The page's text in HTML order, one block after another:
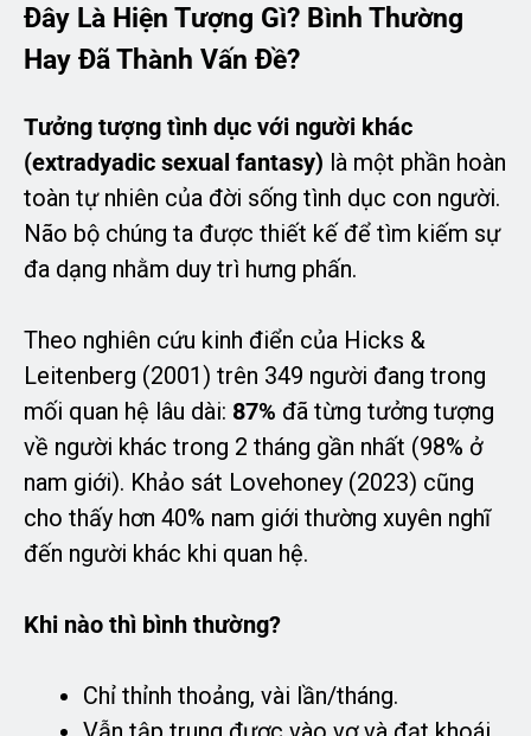
Đây Là Hiện Tượng Gì? Bình Thường
Hay Đã Thành Vấn Đề?
Tưởng tượng tình dục với người khác
(extradyadic sexual fantasy) là một phần hoàn
toàn tự nhiên của đời sống tình dục con người.
Não bộ chúng ta được thiết kế để tìm kiếm sự
đa dạng nhằm duy trì hưng phấn.
Theo nghiên cứu kinh điển của Hicks &
Leitenberg (2001) trên 349 người đang trong
mối quan hệ lâu dài: 87% đã từng tưởng tượng
về người khác trong 2 tháng gần nhất (98% ở
nam giới). Khảo sát Lovehoney (2023) cũng
cho thấy hơn 40% nam giới thường xuyên nghĩ
đến người khác khi quan hệ.
Khi nào thì bình thường?
Chỉ thỉnh thoảng, vài lần/tháng.